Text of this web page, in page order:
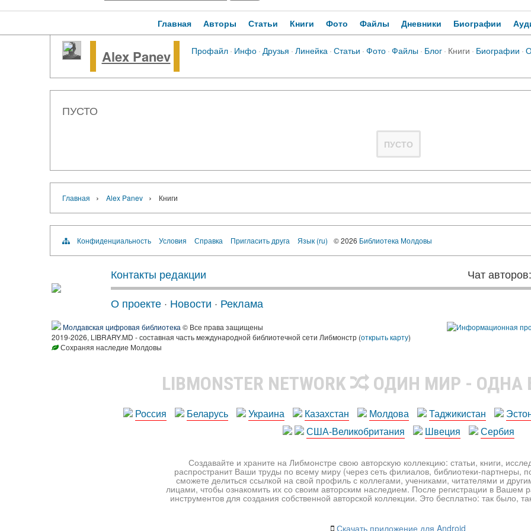
Главная Авторы Статьи Книги Фото Файлы Дневники Биографии
Alex Panev Профайл · Инфо · Друзья ·Линейка ·Статьи ·Фото ·Файлы · Блог · Книги · Биографии ·
ПУСТО
ПУСТО
Главная › Alex Panev › Книги
Конфиденциальность Условия Справка Пригласить друга Язык (ru) © 2026 Библиотека Молдовы
Контакты редакции Чат авторов:
О проекте · Новости · Реклама
Молдавская цифровая библиотека © Все права защищены
2019-2026, LIBRARY.MD - составная часть международной библиотечной сети Либмонстр (открыть карту)
Сохраняя наследие Молдовы
LIBMONSTER NETWORK ОДИН МИР - ОДНА
Россия Беларусь Украина Казахстан Молдова Таджикистан
США-Великобритания
Швеция Сербия
Создавайте и храните на Либмонстре свою авторскую коллекцию: статьи, книги,
распространит Ваши труды по всему миру (через сеть филиалов, библиотеки-партнеры,
сможете делиться ссылкой на свой профиль с коллегами, учениками, читателями и
лицами, чтобы ознакомить их со своим авторским наследием. После регистрации в Вашем
инструментов для создания собственной авторской коллекции. Это бесплатно: так было,
Скачать приложение для Android